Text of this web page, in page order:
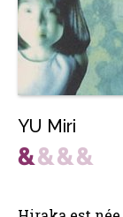
YU Miri